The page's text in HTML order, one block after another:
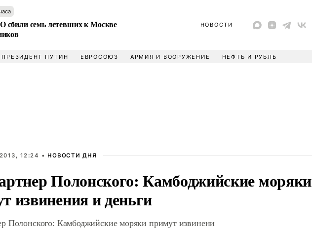
семь летевших к Москве
НОВОСТИ
ПРЕЗИДЕНТ ПУТИН ЕВРОСОЮЗ АРМИЯ И ВООРУЖЕНИЕ НЕФТЬ И РУБЛЬ
12:24 • НОВОСТИ ДНЯ
Полонского: Камбоджийские моряки
извинения и деньги
Полонского: Камбоджийские моряки примут извинени